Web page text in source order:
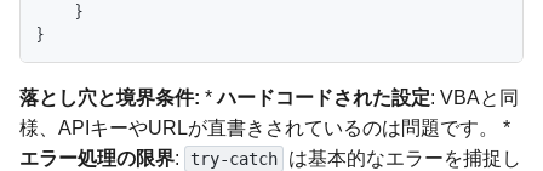
    }
落とし穴と境界条件: *ハードコードされた設定: VBAと同
様、APIキーやURLが直書きされているのは問題です。 *
エラー処理の限界: try-catch は基本的なエラーを捕捉し